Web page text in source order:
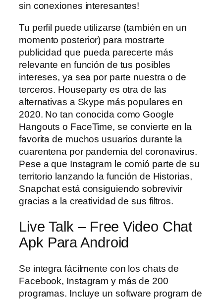
sin conexiones interesantes!
Tu perfil puede utilizarse (también en un
momento posterior) para mostrarte
publicidad que pueda parecerte más
relevante en función de tus posibles
intereses, ya sea por parte nuestra o de
terceros. Houseparty es otra de las
alternativas a Skype más populares en
2020. No tan conocida como Google
Hangouts o FaceTime, se convierte en la
favorita de muchos usuarios durante la
cuarentena por pandemia del coronavirus.
Pese a que Instagram le comió parte de su
territorio lanzando la función de Historias,
Snapchat está consiguiendo sobrevivir
gracias a la creatividad de sus filtros.
Live Talk – Free Video Chat
Apk Para Android
Se integra fácilmente con los chats de
Facebook, Instagram y más de 200
programas. Incluye un software program de